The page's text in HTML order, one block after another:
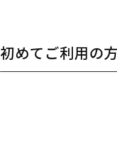
初めてご利用の